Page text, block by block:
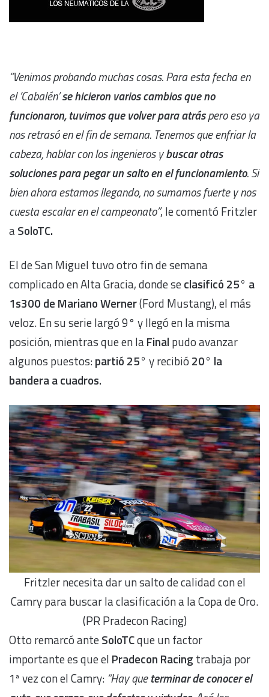
“Venimos probando muchas cosas. Para esta fecha en
el ‘Cabalén’se hicieron varios cambios que no
funcionaron, tuvimos que volver para atráspero eso ya
nos retrasó en el fin de semana. Tenemos que enfriar la
cabeza, hablar con los ingenieros ybuscar otras
soluciones para pegar un salto en el funcionamiento. Si
bien ahora estamos llegando, no sumamos fuerte y nos
cuesta escalar en el campeonato”, le comentó Fritzler
aSoloTC.
El de San Miguel tuvo otro fin de semana
complicado en Alta Gracia, donde seclasificó 25° a
1s300 de Mariano Werner(Ford Mustang), el más
veloz. En su serie largó 9° y llegó en la misma
posición, mientras que en laFinal pudo avanzar
algunos puestos:partió 25° y recibió 20° la
bandera a cuadros.
Fritzler necesita dar un salto de calidad con el
Camry para buscar la clasificación a la Copa de Oro.
(PR Pradecon Racing)
Otto remarcó anteSoloTCque un factor
importante es que el Pradecon Racing trabaja por
1ª vez con el Camry: “Hay queterminar de conocer el